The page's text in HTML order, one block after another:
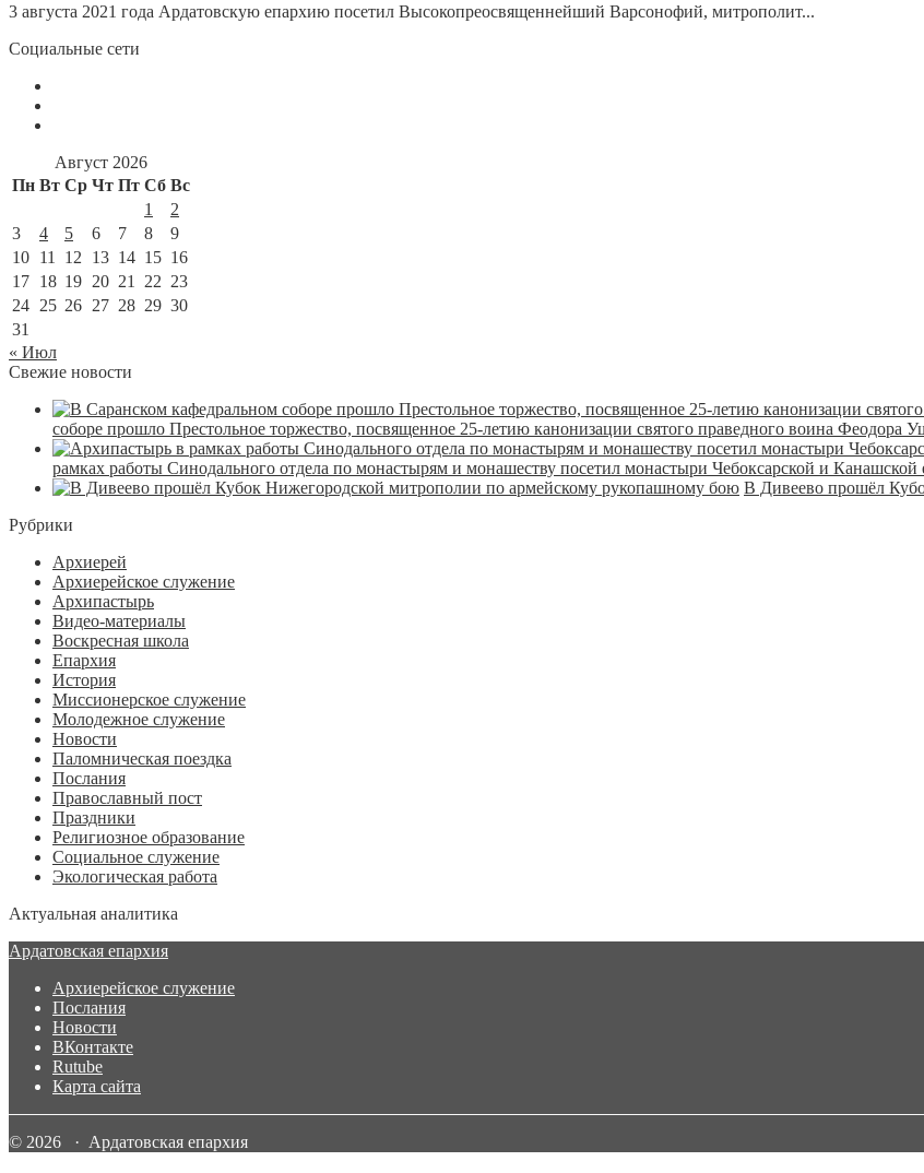
3 августа 2021 года Ардатовскую епархию посетил Высокопреосвященнейший Варсонофий, митрополит...
Социальные сети
Август 2026
Пн Вт Ср Чт Пт Сб Вс
1
2
3
4 5 6 7 8
9
10 11 12 13 14 15 16
17 18 19 20 21 22 23
24 25 26 27 28 29 30
31
« Июл
Свежие новости
соборе прошло Престольное торжество, посвященное 25-летию канонизации святого праведного воина Феодора
рамках работы Синодального отдела по монастырям и монашеству посетил монастыри Чебоксарской и
В Дивеево прошёл
Рубрики
Архиерей
Архиерейское служение
Архипастырь
Видео-материалы
Воскресная школа
Епархия
История
Миссионерское служение
Молодежное служение
Новости
Паломническая поездка
Послания
Православный пост
Праздники
Религиозное образование
Социальное служение
Экологическая работа
Актуальная аналитика
Ардатовская епархия
Архиерейское служение
Послания
Новости
ВКонтакте
Rutube
Карта сайта
© 2026 · Ардатовская епархия